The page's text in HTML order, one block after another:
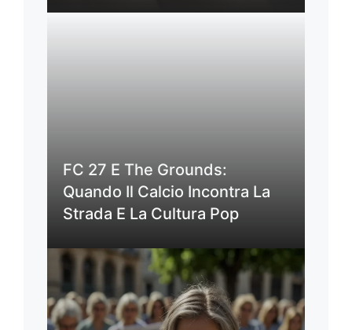
FC 27 E The Grounds:
Quando Il Calcio Incontra La
Strada E La Cultura Pop